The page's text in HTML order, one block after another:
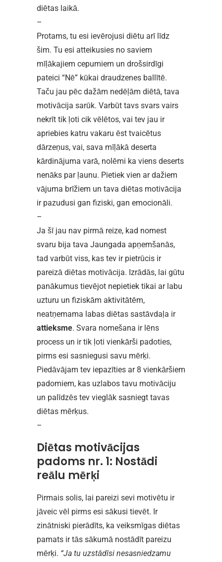
diētas laikā.
–
Protams, tu esi ievērojusi diētu arī līdz
šim. Tu esi atteikusies no saviem
mīļākajiem cepumiem un drošsirdīgi
pateici “Nē” kūkai draudzenes ballītē.
Taču jau pēc dažām nedēļām diētā, tava
motivācija sarūk. Varbūt tavs svars vairs
nekrīt tik ļoti cik vēlētos, vai tev jau ir
apriebies katru vakaru ēst tvaicētus
dārzeņus, vai, sava mīļākā deserta
kārdinājuma varā, nolēmi ka viens deserts
nenāks par ļaunu. Pietiek vien ar dažiem
vājuma brīžiem un tava diētas motivācija
ir pazudusi gan fiziski, gan emocionāli.
–
Ja šī jau nav pirmā reize, kad nomest
svaru bija tava Jaungada apņemšanās,
tad varbūt viss, kas tev ir pietrūcis ir
pareizā diētas motivācija. Izrādās, lai gūtu
panākumus tievējot nepietiek tikai ar labu
uzturu un fiziskām aktivitātēm,
neatņemama labas diētas sastāvdaļa ir
attieksme. Svara nomešana ir lēns
process un ir tik ļoti vienkārši padoties,
pirms esi sasniegusi savu mērķi.
Piedāvājam tev iepazīties ar 8 vienkāršiem
padomiem, kas uzlabos tavu motivāciju
un palīdzēs tev vieglāk sasniegt tavas
diētas mērķus.
–
Diētas motivācijas
padoms nr. 1: Nostādi
reālu mērķi
Pirmais solis, lai pareizi sevi motivētu ir
jāveic vēl pirms esi sākusi tievēt. Ir
zinātniski pierādīts, ka veiksmīgas diētas
pamats ir tās sākumā nostādīt pareizu
mērķi. “Ja tu uzstādīsi nesasniedzamu